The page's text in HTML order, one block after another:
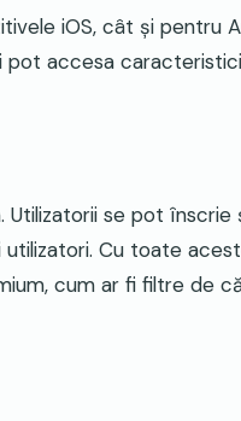
iOS, cât și pentru
pot accesa
se pot înscrie
Cu toate
cum ar fi filtre de